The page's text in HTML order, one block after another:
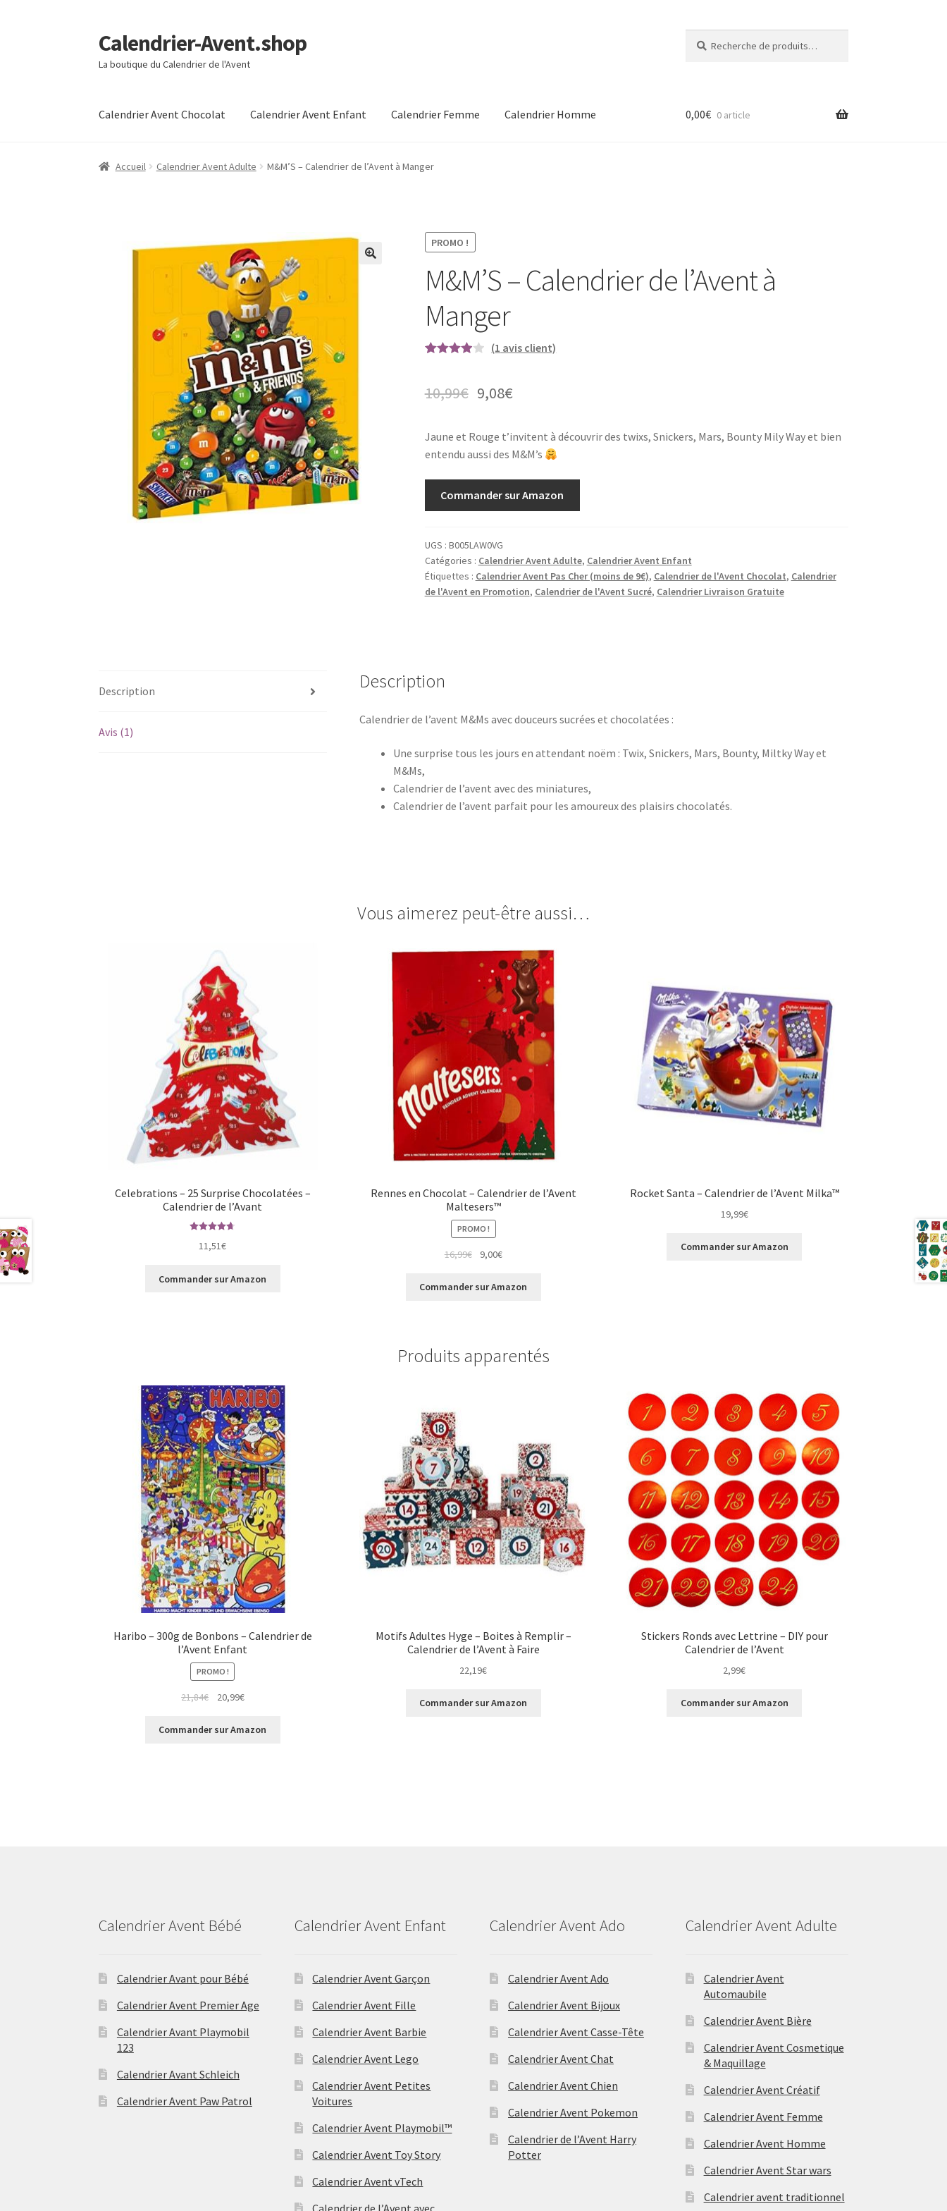
Aller
à
la
Aller
au
contenu
Calendrier-Avent.shop
La boutique du Calendrier de l'Avent
pour :
Calendrier Avent Chocolat Calendrier Avent Enfant Calendrier Femme Calendrier Homme
Accueil Boutique Mon compte Page d’exemple Panier Validation de la commande
0,00€ 0 article
Accueil Calendrier Avent Adulte M&M’S – Calendrier de l’Avent à Manger
PROMO !
M&M’S – Calendrier de l’Avent à
Manger
basé
notation
client
(1 avis client)
10,99€ 9,08€
Jaune et Rouge t’invitent à découvrir des twixs, Snickers, Mars, Bounty Mily Way et bien
entendu aussi des M&M’s
Commander sur Amazon
UGS : B005LAW0VG
Catégories : Calendrier Avent Adulte, Calendrier Avent Enfant
Étiquettes : Calendrier Avent Pas Cher (moins de 9€), Calendrier de l'Avent Chocolat, Calendrier
de l'Avent en Promotion, Calendrier de l'Avent Sucré, Calendrier Livraison Gratuite
Description
Avis (1)
Description
Calendrier de l’avent M&Ms avec douceurs sucrées et chocolatées :
Une surprise tous les jours en attendant noëm : Twix, Snickers, Mars, Bounty, Miltky Way et
M&Ms,
Calendrier de l’avent avec des miniatures,
Calendrier de l’avent parfait pour les amoureux des plaisirs chocolatés.
Vous aimerez peut-être aussi…
Celebrations – 25 Surprise Chocolatées –
Calendrier de l’Avant
sur 5
11,51€
Commander sur Amazon
Rennes en Chocolat – Calendrier de l’Avent
Maltesers™
PROMO !
16,99€ 9,00€
Commander sur Amazon
Rocket Santa – Calendrier de l’Avent Milka™
19,99€
Commander sur Amazon
Produits apparentés
Haribo – 300g de Bonbons – Calendrier de
l’Avent Enfant
PROMO !
21,84€ 20,99€
Commander sur Amazon
Motifs Adultes Hyge – Boites à Remplir –
Calendrier de l’Avent à Faire
22,19€
Commander sur Amazon
Stickers Ronds avec Lettrine – DIY pour
Calendrier de l’Avent
2,99€
Commander sur Amazon
Calendrier Avent Bébé
Calendrier Avant pour Bébé
Calendrier Avent Premier Age
Calendrier Avant Playmobil
123
Calendrier Avant Schleich
Calendrier Avent Paw Patrol
Calendrier Avent Enfant
Calendrier Avent Garçon
Calendrier Avent Fille
Calendrier Avent Barbie
Calendrier Avent Lego
Calendrier Avent Petites
Voitures
Calendrier Avent Playmobil™
Calendrier Avent Toy Story
Calendrier Avent vTech
Calendrier Avent Ado
Calendrier Avent Ado
Calendrier Avent Bijoux
Calendrier Avent Casse-Tête
Calendrier Avent Chat
Calendrier Avent Chien
Calendrier Avent Pokemon
Calendrier de l’Avent Harry
Potter
Calendrier Avent Adulte
Calendrier Avent
Automaubile
Calendrier Avent Bière
Calendrier Avent Cosmetique
& Maquillage
Calendrier Avent Créatif
Calendrier Avent Femme
Calendrier Avent Homme
Calendrier Avent Star wars
Calendrier avent traditionnel